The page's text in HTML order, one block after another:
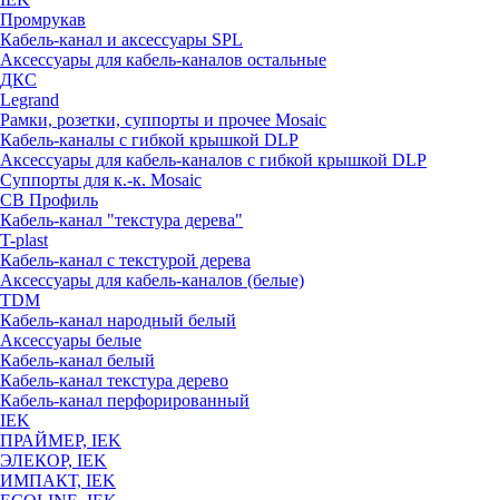
Промрукав
Кабель-канал и аксессуары SPL
Аксессуары для кабель-каналов остальные
ДКС
Legrand
Рамки, розетки, суппорты и прочее Mosaic
Кабель-каналы с гибкой крышкой DLP
Аксессуары для кабель-каналов с гибкой крышкой DLP
Суппорты для к.-к. Mosaic
СВ Профиль
Кабель-канал "текстура дерева"
T-plast
Кабель-канал с текстурой дерева
Аксессуары для кабель-каналов (белые)
TDM
Кабель-канал народный белый
Аксессуары белые
Кабель-канал белый
Кабель-канал текстура дерево
Кабель-канал перфорированный
IEK
ПРАЙМЕР, IEK
ЭЛЕКОР, IEK
ИМПАКТ, IEK